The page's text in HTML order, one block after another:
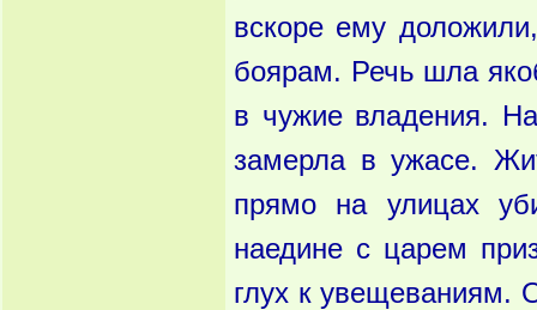
вскоре ему
боярам. Речь шла
в чужие владения.
замерла в ужасе.
прямо на улицах
наедине с царем
глух к увещеваниям.